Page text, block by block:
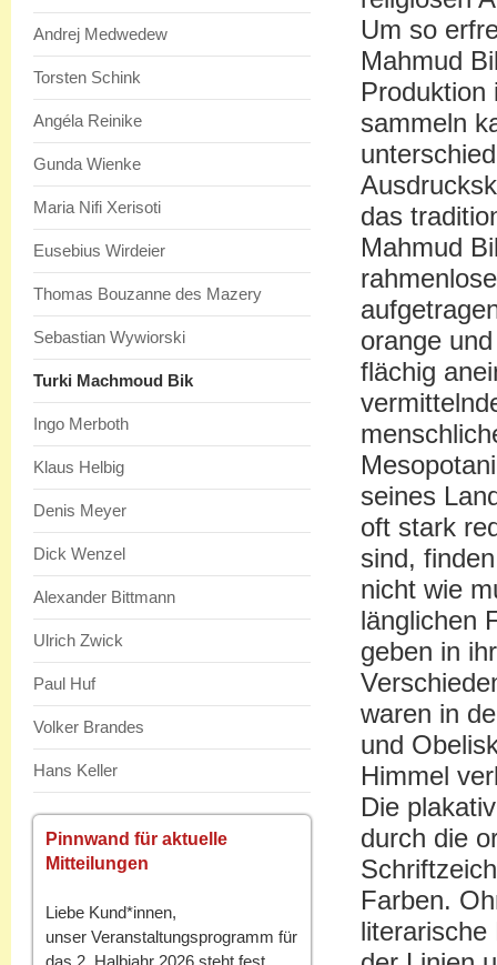
Andrej Medwedew
Torsten Schink
Angéla Reinike
Gunda Wienke
Maria Nifi Xerisoti
Eusebius Wirdeier
Thomas Bouzanne des Mazery
Sebastian Wywiorski
Turki Machmoud Bik
Ingo Merboth
Klaus Helbig
Denis Meyer
Dick Wenzel
Alexander Bittmann
Ulrich Zwick
Paul Huf
Volker Brandes
Hans Keller
Pinnwand für aktuelle
Mitteilungen
Liebe Kund*innen,
unser Veranstaltungsprogramm für
das 2. Halbjahr 2026 steht fest.
Um so
Mahmud
Produktion
sammeln
das
Mahmud
orange
flächig
seines
oft stark
sind,
nicht wie
länglichen
geben in
waren in
und
Himmel
Die
durch die
Farben.
literarische